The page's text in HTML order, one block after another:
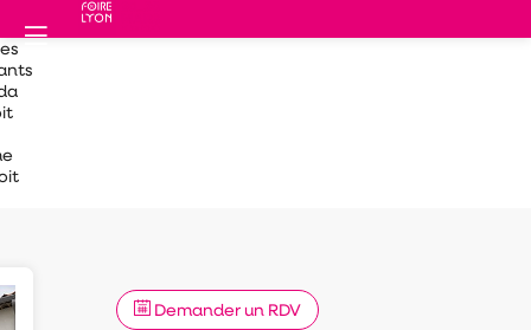
Demander un RDV